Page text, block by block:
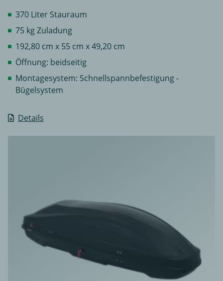
Details
370 Liter Stauraum
75 kg Zuladung
192,80 cm x 55 cm x 49,20 cm
Öffnung: beidseitig
Montagesystem: Schnellspannbefestigung -
Bügelsystem